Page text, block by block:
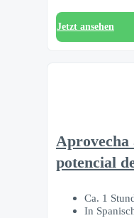
Jetzt ansehen
Aprovecha
potencial
Ca. 1
In